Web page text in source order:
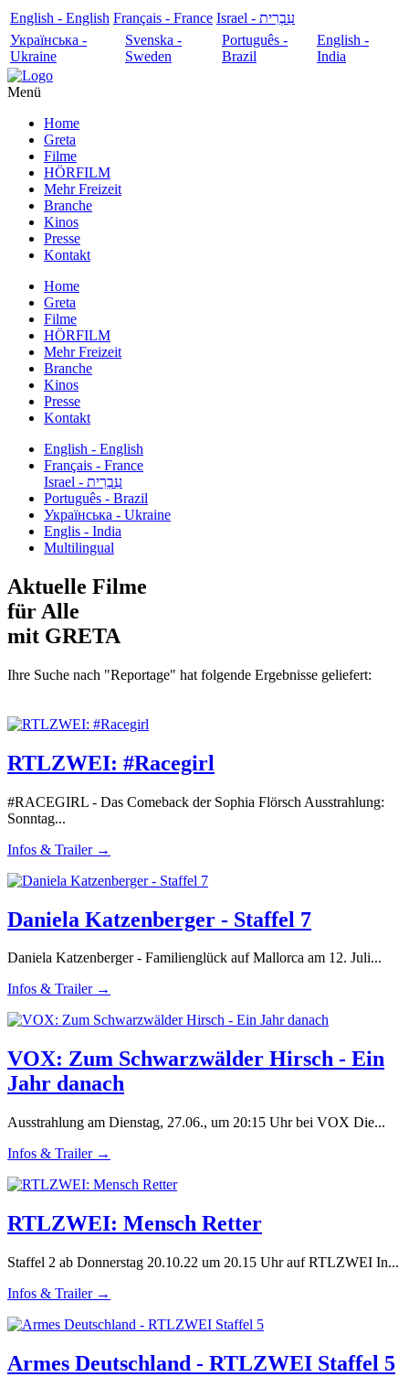
English - English Français - France
עִבְרִית - Israel
Українська -
Ukraine
Svenska -
Sweden
Português -
Brazil
English -
India
Menü
Home
Greta
Filme
HÖRFILM
Mehr Freizeit
Branche
Kinos
Presse
Kontakt
Home
Greta
Filme
HÖRFILM
Mehr Freizeit
Branche
Kinos
Presse
Kontakt
English - English
Français - France
עִבְרִית - Israel
Português - Brazil
Українська - Ukraine
Englis - India
Multilingual
Aktuelle Filme
für Alle
mit GRETA
Ihre Suche nach "Reportage" hat folgende Ergebnisse geliefert:
RTLZWEI: #Racegirl
#RACEGIRL - Das Comeback der Sophia Flörsch Ausstrahlung:
Sonntag...
Infos & Trailer →
Daniela Katzenberger - Staffel 7
Daniela Katzenberger - Familienglück auf Mallorca am 12. Juli...
Infos & Trailer →
VOX: Zum Schwarzwälder Hirsch - Ein
Jahr danach
Ausstrahlung am Dienstag, 27.06., um 20:15 Uhr bei VOX Die...
Infos & Trailer →
RTLZWEI: Mensch Retter
Staffel 2 ab Donnerstag 20.10.22 um 20.15 Uhr auf RTLZWEI In...
Infos & Trailer →
Armes Deutschland - RTLZWEI Staffel 5